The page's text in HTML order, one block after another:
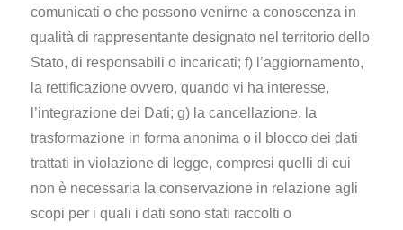
comunicati o che possono venirne a conoscenza in
qualità di rappresentante designato nel territorio dello
Stato, di responsabili o incaricati; f) l’aggiornamento,
la rettificazione ovvero, quando vi ha interesse,
l’integrazione dei Dati; g) la cancellazione, la
trasformazione in forma anonima o il blocco dei dati
trattati in violazione di legge, compresi quelli di cui
non è necessaria la conservazione in relazione agli
scopi per i quali i dati sono stati raccolti o